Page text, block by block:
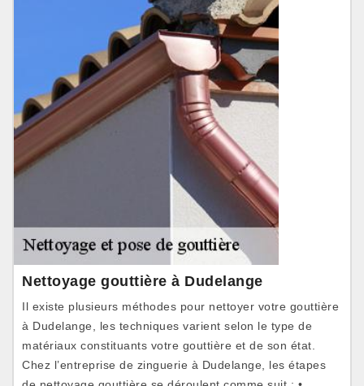
Nettoyage gouttière à Dudelange
Il existe plusieurs méthodes pour nettoyer votre gouttière
à Dudelange, les techniques varient selon le type de
matériaux constituants votre gouttière et de son état.
Chez l’entreprise de zinguerie à Dudelange, les étapes